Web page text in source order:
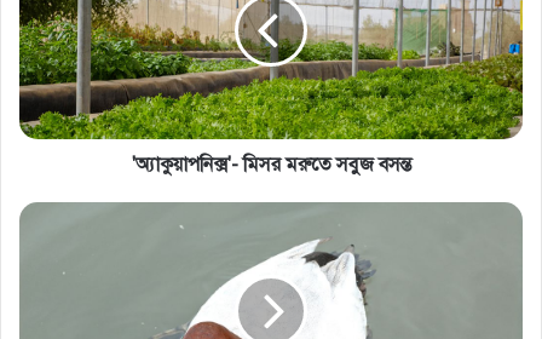
'অ্যাকুয়াপনিক্স'- মিসর মরুতে সবুজ বসন্ত